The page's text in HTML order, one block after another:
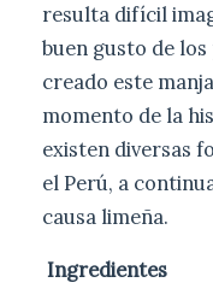
resulta difícil
buen gusto de
creado este
momento de la
existen diversas
el Perú, a
causa limeña.
Ingredientes